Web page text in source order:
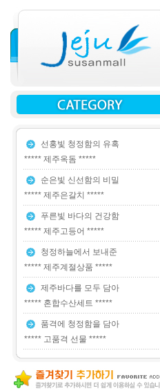
선홍빛 청정함의 유혹
***** 제주옥돔 *****
순은빛 신선함의 비밀
***** 제주은갈치 *****
푸른빛 바다의 건강함
***** 제주고등어 *****
청정하늘에서 보내준
***** 제주계절상품 *****
제주바다를 모두 담아
***** 혼합수산세트 *****
품격에 청정함을 담아
***** 고품격 선물 *****